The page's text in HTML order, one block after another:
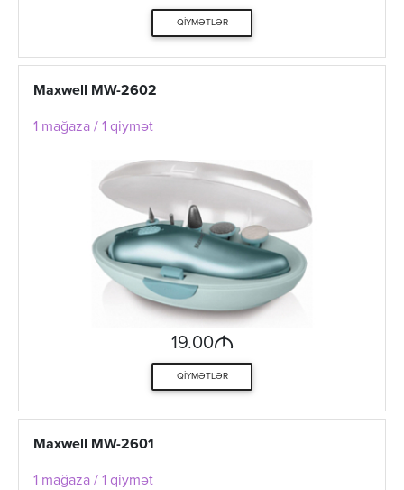
QIYMƏTLƏR
Maxwell MW-2602
1 mağaza / 1 qiymət
19.00M
QIYMƏTLƏR
Maxwell MW-2601
1 mağaza / 1 qiymət